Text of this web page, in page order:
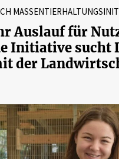
Auslauf für
Initiative sucht
der